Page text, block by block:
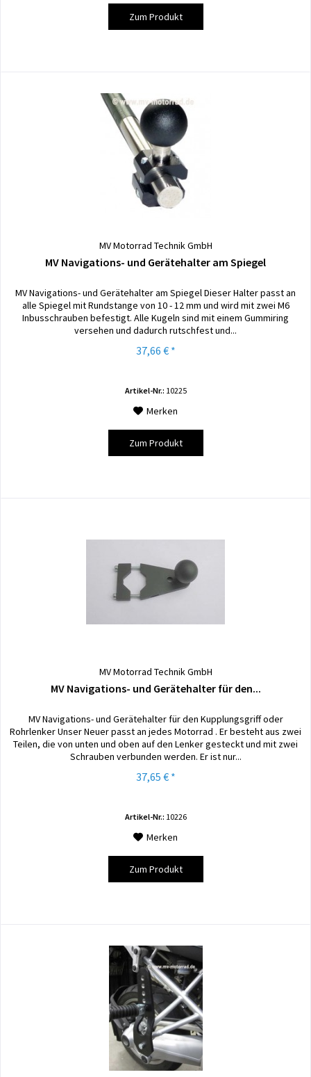
Zum Produkt
MV Motorrad Technik GmbH
MV Navigations- und Gerätehalter am Spiegel
MV Navigations- und Gerätehalter am Spiegel Dieser Halter passt an
alle Spiegel mit Rundstange von 10 - 12 mm und wird mit zwei M6
Inbusschrauben befestigt. Alle Kugeln sind mit einem Gummiring
versehen und dadurch rutschfest und...
37,66 € *
Artikel-Nr.: 10225
Merken
Zum Produkt
MV Motorrad Technik GmbH
MV Navigations- und Gerätehalter für den...
MV Navigations- und Gerätehalter für den Kupplungsgriff oder
Rohrlenker Unser Neuer passt an jedes Motorrad . Er besteht aus zwei
Teilen, die von unten und oben auf den Lenker gesteckt und mit zwei
Schrauben verbunden werden. Er ist nur...
37,65 € *
Artikel-Nr.: 10226
Merken
Zum Produkt